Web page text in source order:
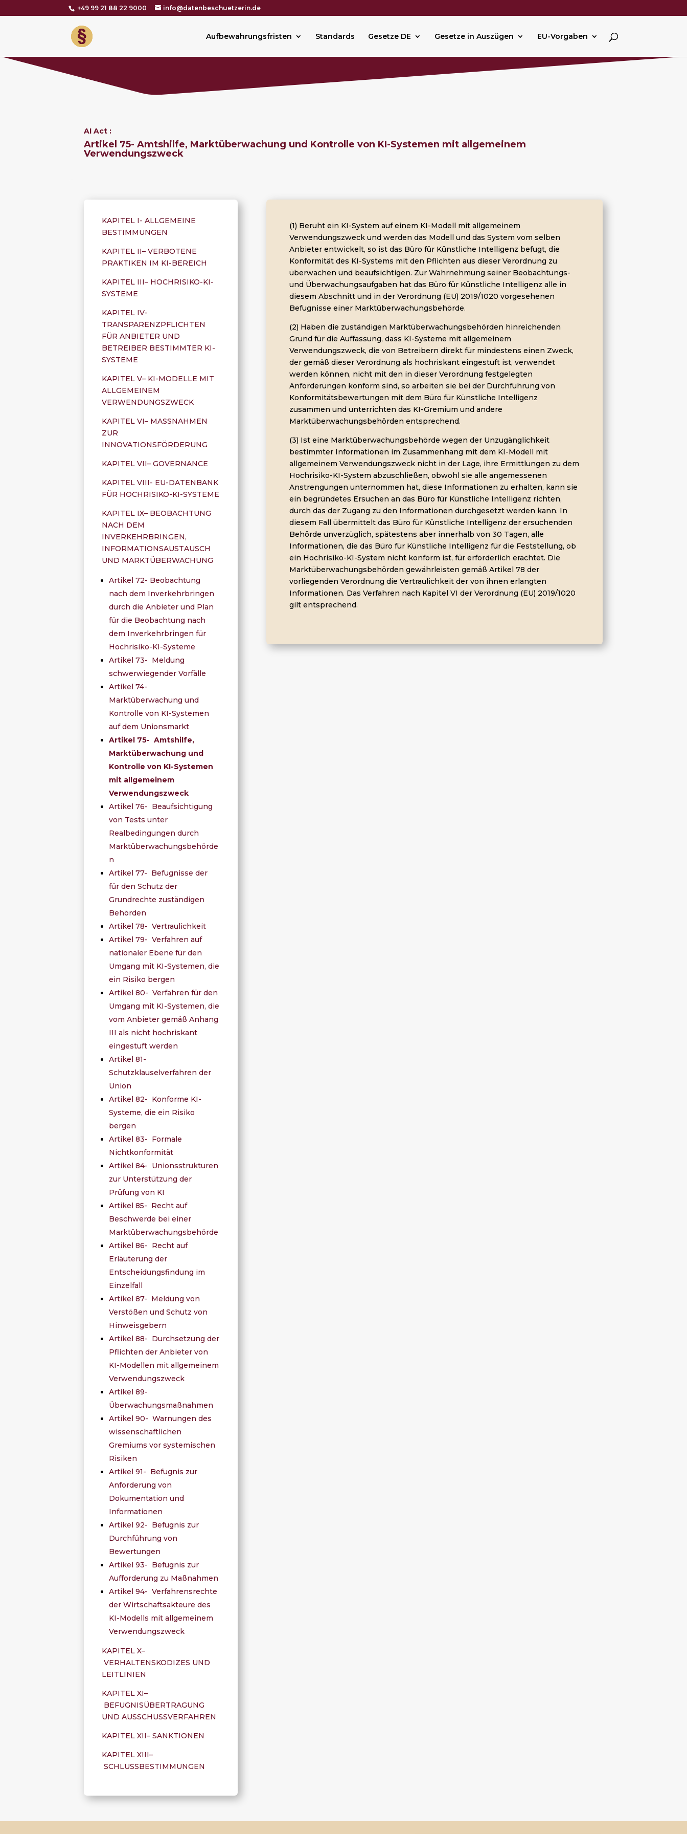
+49 99 21 88 22 9000 info@datenbeschuetzerin.de
Aufbewahrungsfristen Standards Gesetze DE Gesetze in Auszügen EU-Vorgaben
AI Act :
Artikel 75- Amtshilfe, Marktüberwachung und Kontrolle von KI-Systemen mit allgemeinem
Verwendungszweck
KAPITEL I-ALLGEMEINE
BESTIMMUNGEN
KAPITEL II– VERBOTENE
PRAKTIKEN IM KI-BEREICH
KAPITEL III– HOCHRISIKO-KI-
SYSTEME
KAPITEL IV-
TRANSPARENZPFLICHTEN
FÜR ANBIETER UND
BETREIBER BESTIMMTER KI-
SYSTEME
KAPITEL V– KI-MODELLE MIT
ALLGEMEINEM
VERWENDUNGSZWECK
KAPITEL VI– MASSNAHMEN
ZUR
INNOVATIONSFÖRDERUNG
KAPITEL VII– GOVERNANCE
KAPITEL VIII- EU-DATENBANK
FÜR HOCHRISIKO-KI-SYSTEME
KAPITEL IX– BEOBACHTUNG
NACH DEM
INVERKEHRBRINGEN,
INFORMATIONSAUSTAUSCH
UND MARKTÜBERWACHUNG
Artikel 72- Beobachtung
nach dem Inverkehrbringen
durch die Anbieter und Plan
für die Beobachtung nach
dem Inverkehrbringen für
Hochrisiko-KI-Systeme
Artikel 73- Meldung
schwerwiegender Vorfälle
Artikel 74-
Marktüberwachung und
Kontrolle von KI-Systemen
auf dem Unionsmarkt
Artikel 75- Amtshilfe,
Marktüberwachung und
Kontrolle von KI-Systemen
mit allgemeinem
Verwendungszweck
Artikel 76- Beaufsichtigung
von Tests unter
Realbedingungen durch
Marktüberwachungsbehörde
n
Artikel 77- Befugnisse der
für den Schutz der
Grundrechte zuständigen
Behörden
Artikel 78- Vertraulichkeit
Artikel 79- Verfahren auf
nationaler Ebene für den
Umgang mit KI-Systemen, die
ein Risiko bergen
Artikel 80- Verfahren für den
Umgang mit KI-Systemen, die
vom Anbieter gemäß Anhang
III als nicht hochriskant
eingestuft werden
Artikel 81-
Schutzklauselverfahren der
Union
Artikel 82- Konforme KI-
Systeme, die ein Risiko
bergen
Artikel 83- Formale
Nichtkonformität
Artikel 84- Unionsstrukturen
zur Unterstützung der
Prüfung von KI
Artikel 85- Recht auf
Beschwerde bei einer
Marktüberwachungsbehörde
Artikel 86- Recht auf
Erläuterung der
Entscheidungsfindung im
Einzelfall
Artikel 87- Meldung von
Verstößen und Schutz von
Hinweisgebern
Artikel 88- Durchsetzung der
Pflichten der Anbieter von
KI-Modellen mit allgemeinem
Verwendungszweck
Artikel 89-
Überwachungsmaßnahmen
Artikel 90- Warnungen des
wissenschaftlichen
Gremiums vor systemischen
Risiken
Artikel 91- Befugnis zur
Anforderung von
Dokumentation und
Informationen
Artikel 92- Befugnis zur
Durchführung von
Bewertungen
Artikel 93- Befugnis zur
Aufforderung zu Maßnahmen
Artikel 94- Verfahrensrechte
der Wirtschaftsakteure des
KI-Modells mit allgemeinem
Verwendungszweck
KAPITEL X–
VERHALTENSKODIZES UND
LEITLINIEN
KAPITEL XI–
BEFUGNISÜBERTRAGUNG
UND AUSSCHUSSVERFAHREN
KAPITEL XII– SANKTIONEN
KAPITEL XIII–
SCHLUSSBESTIMMUNGEN
(1) Beruht ein KI-System auf einem KI-Modell mit allgemeinem
Verwendungszweck und werden das Modell und das System vom selben
Anbieter entwickelt, so ist das Büro für Künstliche Intelligenz befugt, die
Konformität des KI-Systems mit den Pflichten aus dieser Verordnung zu
überwachen und beaufsichtigen. Zur Wahrnehmung seiner Beobachtungs-
und Überwachungsaufgaben hat das Büro für Künstliche Intelligenz alle in
diesem Abschnitt und in der Verordnung (EU) 2019/1020 vorgesehenen
Befugnisse einer Marktüberwachungsbehörde.
(2) Haben die zuständigen Marktüberwachungsbehörden hinreichenden
Grund für die Auffassung, dass KI-Systeme mit allgemeinem
Verwendungszweck, die von Betreibern direkt für mindestens einen Zweck,
der gemäß dieser Verordnung als hochriskant eingestuft ist, verwendet
werden können, nicht mit den in dieser Verordnung festgelegten
Anforderungen konform sind, so arbeiten sie bei der Durchführung von
Konformitätsbewertungen mit dem Büro für Künstliche Intelligenz
zusammen und unterrichten das KI-Gremium und andere
Marktüberwachungsbehörden entsprechend.
(3) Ist eine Marktüberwachungsbehörde wegen der Unzugänglichkeit
bestimmter Informationen im Zusammenhang mit dem KI-Modell mit
allgemeinem Verwendungszweck nicht in der Lage, ihre Ermittlungen zu dem
Hochrisiko-KI-System abzuschließen, obwohl sie alle angemessenen
Anstrengungen unternommen hat, diese Informationen zu erhalten, kann sie
ein begründetes Ersuchen an das Büro für Künstliche Intelligenz richten,
durch das der Zugang zu den Informationen durchgesetzt werden kann. In
diesem Fall übermittelt das Büro für Künstliche Intelligenz der ersuchenden
Behörde unverzüglich, spätestens aber innerhalb von 30 Tagen, alle
Informationen, die das Büro für Künstliche Intelligenz für die Feststellung, ob
ein Hochrisiko-KI-System nicht konform ist, für erforderlich erachtet. Die
Marktüberwachungsbehörden gewährleisten gemäß Artikel 78 der
vorliegenden Verordnung die Vertraulichkeit der von ihnen erlangten
Informationen. Das Verfahren nach Kapitel VI der Verordnung (EU) 2019/1020
gilt entsprechend.